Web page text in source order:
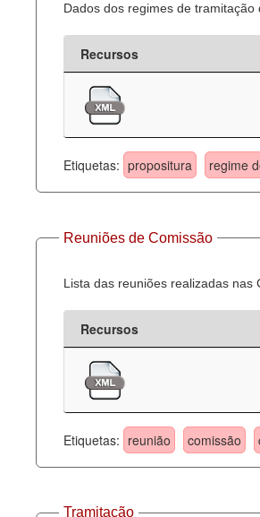
Dados dos regimes de tramitação
Recursos
Etiquetas: propositura regime
Reuniões de Comissão
Lista das reuniões realizadas nas
Recursos
Etiquetas: reunião comissão
Tramitação